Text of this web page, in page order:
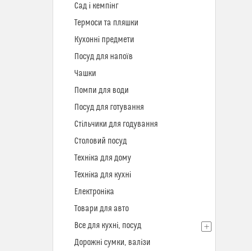
Сад і кемпінг
Термоси та пляшки
Кухонні предмети
Посуд для напоїв
Чашки
Помпи для води
Посуд для готування
Стільчики для годування
Столовий посуд
Техніка для дому
Техніка для кухні
Електроніка
Товари для авто
Все для кухні, посуд
Дорожні сумки, валізи